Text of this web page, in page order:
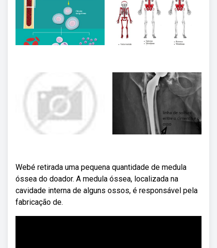
Webé retirada uma pequena quantidade de medula
óssea do doador. A medula óssea, localizada na
cavidade interna de alguns ossos, é responsável pela
fabricação de.